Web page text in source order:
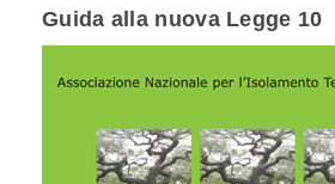
Guida alla nuova Legge 10